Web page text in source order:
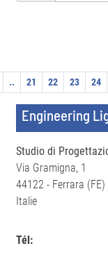
.. 21 22 23 24
Engineering
Studio di
Via Gramigna, 1
44122 - Ferrara (FE)
Italie
Tél: